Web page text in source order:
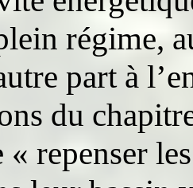
régime,
part à
du
« repenser